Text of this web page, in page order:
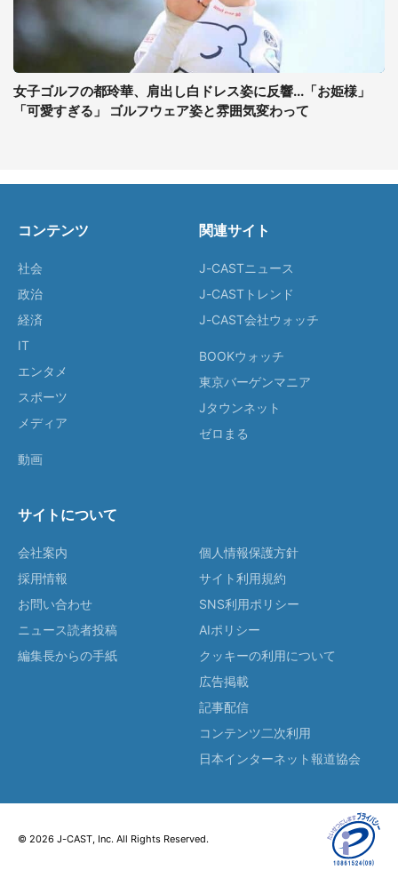
女子ゴルフの都玲華、肩出し白ドレス姿に反響...「お姫様」
「可愛すぎる」 ゴルフウェア姿と雰囲気変わって
コンテンツ
社会
政治
経済
IT
エンタメ
スポーツ
メディア
動画
関連サイト
J-CASTニュース
J-CASTトレンド
J-CAST会社ウォッチ
BOOKウォッチ
東京バーゲンマニア
Jタウンネット
ゼロまる
サイトについて
会社案内
採用情報
お問い合わせ
ニュース読者投稿
編集長からの手紙
個人情報保護方針
サイト利用規約
SNS利用ポリシー
AIポリシー
クッキーの利用について
広告掲載
記事配信
コンテンツ二次利用
日本インターネット報道協会
© 2026 J-CAST, Inc. All Rights Reserved.